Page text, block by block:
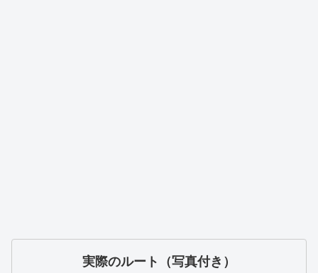
実際のルート（写真付き）